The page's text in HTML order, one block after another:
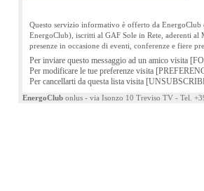
Questo servizio informativo è offerto da
EnergoClub), iscritti al GAF Sole in Rete, aderenti
presenze in occasione di eventi, conferenze e fiere
Per inviare questo messaggio ad un amico visita
Per modificare le tue preferenze visita
Per cancellarti da questa lista visita
EnergoClub onlus - via Isonzo 10 Treviso TV - Tel.